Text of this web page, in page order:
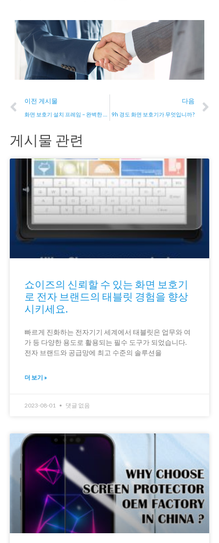
Prev
이전 게시물 다음
9h 경도 화면 보호기가 무엇입니까?
게시물 관련
쇼이즈의 신뢰할 수 있는 화면 보호기
로 전자 브랜드의 태블릿 경험을 향상
시키세요.
빠르게 진화하는 전자기기 세계에서 태블릿은 업무와 여
가 등 다양한 용도로 활용되는 필수 도구가 되었습니다.
전자 브랜드와 공급망에 최고 수준의 솔루션을
더 보기 »
2023-08-01 댓글 없음